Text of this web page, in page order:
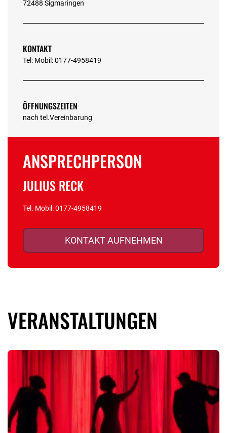
72488 Sigmaringen
KONTAKT
Tel: Mobil: 0177-4958419
ÖFFNUNGSZEITEN
nach tel.Vereinbarung
ANSPRECHPERSON
JULIUS RECK
Tel. Mobil: 0177-4958419
KONTAKT AUFNEHMEN
VERANSTALTUNGEN